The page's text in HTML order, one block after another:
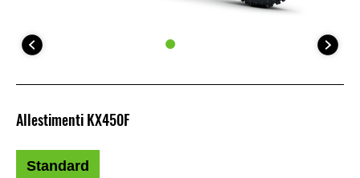
Allestimenti KX450F
Standard